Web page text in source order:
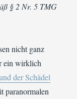
§ 2 Nr. 5 TMG
nicht ganz
ein wirklich
der Schädel
paranormalen